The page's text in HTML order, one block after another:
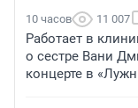
10 часов 11 007
Работает в
о сестре Вани
концерте в